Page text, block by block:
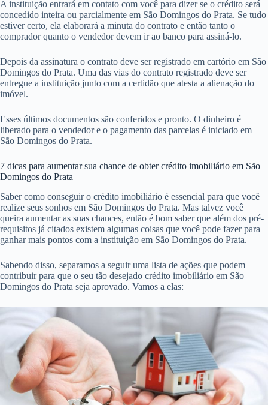
A instituição entrará em contato com você para dizer se o crédito será
concedido inteira ou parcialmente em São Domingos do Prata. Se tudo
estiver certo, ela elaborará a minuta do contrato e então tanto o
comprador quanto o vendedor devem ir ao banco para assiná-lo.
Depois da assinatura o contrato deve ser registrado em cartório em São
Domingos do Prata. Uma das vias do contrato registrado deve ser
entregue a instituição junto com a certidão que atesta a alienação do
imóvel.
Esses últimos documentos são conferidos e pronto. O dinheiro é
liberado para o vendedor e o pagamento das parcelas é iniciado em
São Domingos do Prata.
7 dicas para aumentar sua chance de obter crédito imobiliário em São
Domingos do Prata
Saber como conseguir o crédito imobiliário é essencial para que você
realize seus sonhos em São Domingos do Prata. Mas talvez você
queira aumentar as suas chances, então é bom saber que além dos pré-
requisitos já citados existem algumas coisas que você pode fazer para
ganhar mais pontos com a instituição em São Domingos do Prata.
Sabendo disso, separamos a seguir uma lista de ações que podem
contribuir para que o seu tão desejado crédito imobiliário em São
Domingos do Prata seja aprovado. Vamos a elas: